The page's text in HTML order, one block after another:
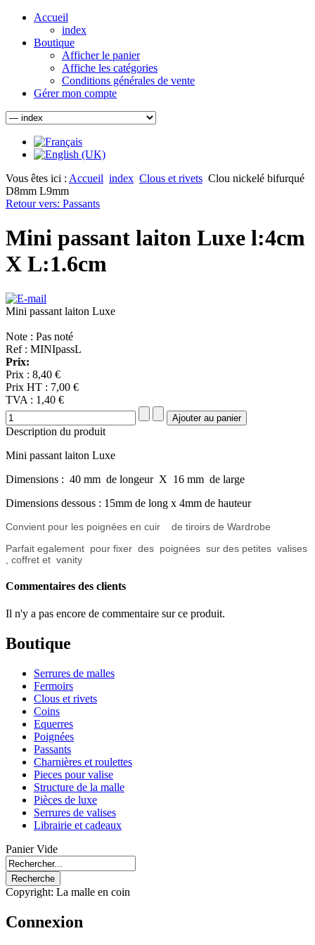
Accueil
index
Boutique
Afficher le panier
Affiche les catégories
Conditions générales de vente
Gérer mon compte
Vous êtes ici : Accueil index Clous et rivets Clou nickelé bifurqué
D8mm L9mm
Retour vers: Passants
Mini passant laiton Luxe l:4cm
X L:1.6cm
Mini passant laiton Luxe
Note : Pas noté
Ref : MINIpassL
Prix:
Prix : 8,40 €
Prix HT : 7,00 €
TVA : 1,40 €
Description du produit
Mini passant laiton Luxe
Dimensions : 40 mm de longeur X 16 mm de large
Dimensions dessous : 15mm de long x 4mm de hauteur
Convient pour les poignées en cuir de tiroirs de Wardrobe
Parfait egalement pour fixer des poignées sur des petites valises
, coffret et vanity
Commentaires des clients
Il n'y a pas encore de commentaire sur ce produit.
Boutique
Serrures de malles
Fermoirs
Clous et rivets
Coins
Equerres
Poignées
Passants
Charnières et roulettes
Pieces pour valise
Structure de la malle
Pièces de luxe
Serrures de valises
Librairie et cadeaux
Panier Vide
Copyright: La malle en coin
Connexion